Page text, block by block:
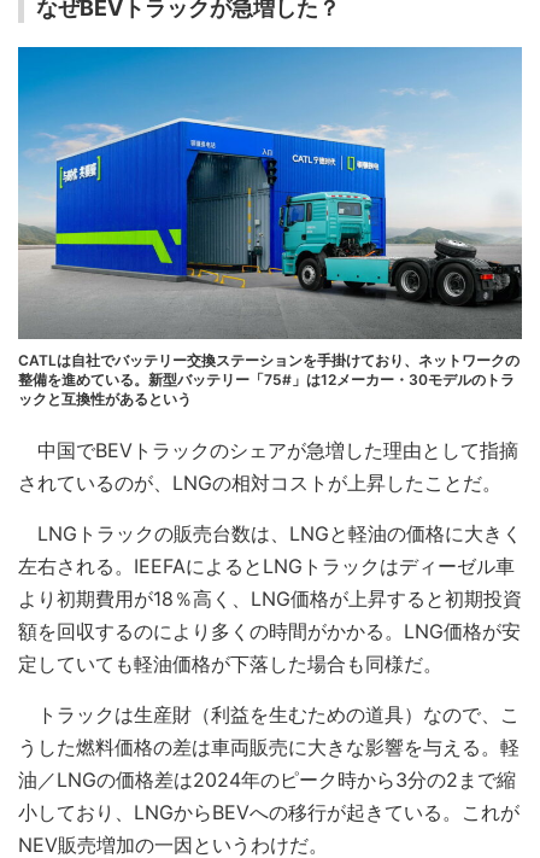
なぜBEVトラックが急増した？
CATLは自社でバッテリー交換ステーションを手掛けており、ネットワークの
整備を進めている。新型バッテリー「75#」は12メーカー・30モデルのトラ
ックと互換性があるという
中国でBEVトラックのシェアが急増した理由として指摘
されているのが、LNGの相対コストが上昇したことだ。
LNGトラックの販売台数は、LNGと軽油の価格に大きく
左右される。IEEFAによるとLNGトラックはディーゼル車
より初期費用が18％高く、LNG価格が上昇すると初期投資
額を回収するのにより多くの時間がかかる。LNG価格が安
定していても軽油価格が下落した場合も同様だ。
トラックは生産財（利益を生むための道具）なので、こ
うした燃料価格の差は車両販売に大きな影響を与える。軽
油／LNGの価格差は2024年のピーク時から3分の2まで縮
小しており、LNGからBEVへの移行が起きている。これが
NEV販売増加の一因というわけだ。